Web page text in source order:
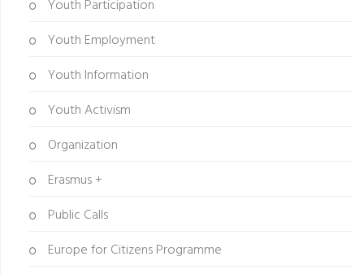
Youth Participation
Youth Employment
Youth Information
Youth Activism
Organization
Erasmus +
Public Calls
Europe for Citizens Programme